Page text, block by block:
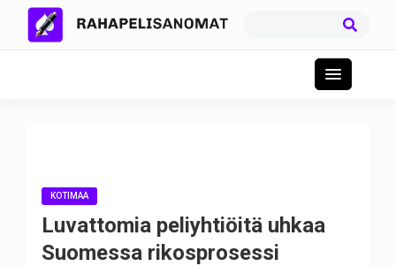
KOTIMAA
Luvattomia peliyhtiöitä uhkaa
Suomessa rikosprosessi